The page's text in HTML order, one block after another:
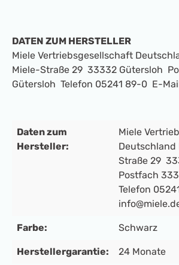
DATEN ZUM HERSTELLER
Miele Vertriebsgesellschaft
Miele-Straße 29 33332 Gütersloh
Gütersloh Telefon 05241 89-0 E-
Daten zum
Hersteller:
Miele
Deutschland
Straße 29
Postfach
Telefon
Farbe: Schwarz
Herstellergarantie: 24 Monate